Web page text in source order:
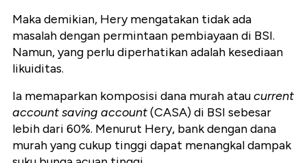
Maka demikian, Hery mengatakan tidak ada
masalah dengan permintaan pembiayaan di BSI.
Namun, yang perlu diperhatikan adalah kesediaan
likuiditas.
Ia memaparkan komposisi dana murah ataucurrent
account saving account(CASA) di BSI sebesar
lebih dari 60%. Menurut Hery, bank dengan dana
murah yang cukup tinggi dapat menangkal dampak